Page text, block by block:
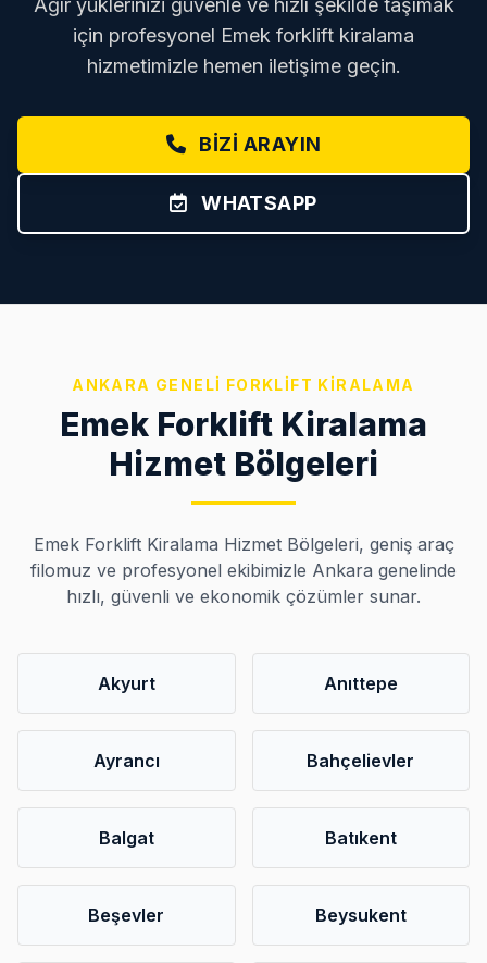
Ağır yüklerinizi güvenle ve hızlı şekilde taşımak
için profesyonel Emek forklift kiralama
hizmetimizle hemen iletişime geçin.
BIZI ARAYIN
WHATSAPP
ANKARA GENELI FORKLIFT KIRALAMA
Emek Forklift Kiralama
Hizmet Bölgeleri
Emek Forklift Kiralama Hizmet Bölgeleri, geniş araç
filomuz ve profesyonel ekibimizle Ankara genelinde
hızlı, güvenli ve ekonomik çözümler sunar.
Akyurt Anıttepe
Ayrancı Bahçelievler
Balgat Batıkent
Beşevler Beysukent